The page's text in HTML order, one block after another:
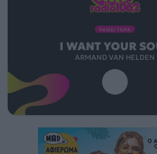
ΠΑΙΖΕΙ ΤΩΡΑ
I WANT YOUR
ARMAND VAN HELDEN